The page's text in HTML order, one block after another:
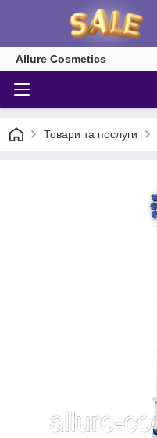
Allure Cosmetics
Товари та послуги